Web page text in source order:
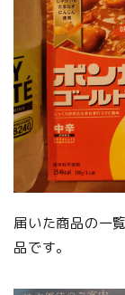
届いた商品の一
品です。